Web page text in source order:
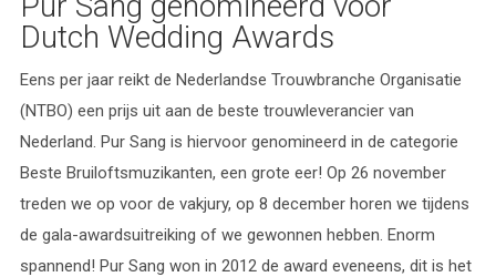
Dutch Wedding Awards
Eens per jaar reikt de Nederlandse Trouwbranche Organisatie
(NTBO) een prijs uit aan de beste trouwleverancier van
Nederland. Pur Sang is hiervoor genomineerd in de categorie
Beste Bruiloftsmuzikanten, een grote eer! Op 26 november
treden we op voor de vakjury, op 8 december horen we tijdens
de gala-awardsuitreiking of we gewonnen hebben. Enorm
spannend! Pur Sang won in 2012 de award eveneens, dit is het